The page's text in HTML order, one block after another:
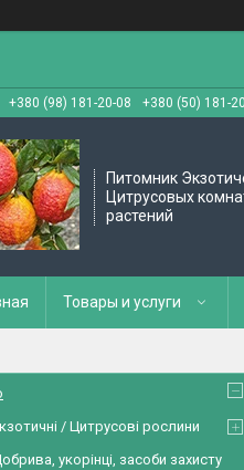
+380 (98) 181-20-08 +380 (50) 181-
Питомник
Цитрусовых
растений
Товары и услуги
/ Цитрусові рослини
укорінці, засоби захисту